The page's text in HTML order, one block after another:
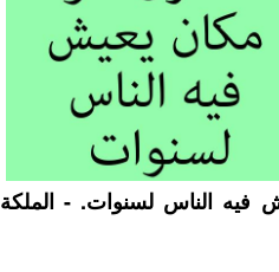
فيه الناس لسنوات. - الملكة